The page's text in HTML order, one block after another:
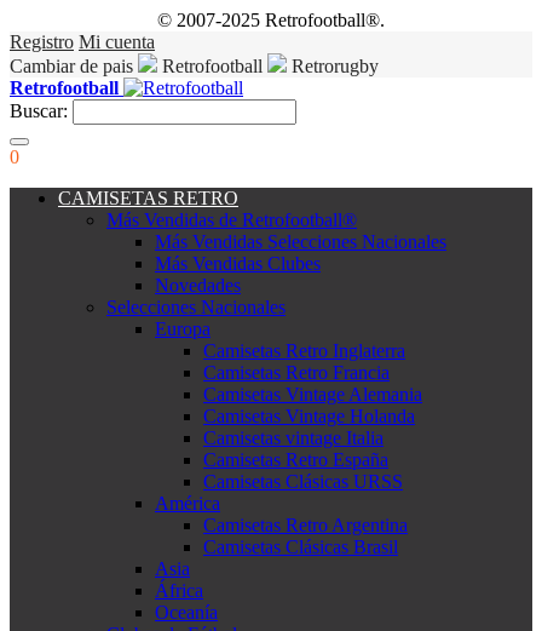
© 2007-2025 Retrofootball®.
Registro Mi cuenta
Cambiar de pais
Retrofootball
Retrorugby
Retrofootball
Buscar:
0
CAMISETAS RETRO
Más Vendidas de Retrofootball®
Más Vendidas Selecciones Nacionales
Más Vendidas Clubes
Novedades
Selecciones Nacionales
Europa
Camisetas Retro Inglaterra
Camisetas Retro Francia
Camisetas Vintage Alemania
Camisetas Vintage Holanda
Camisetas vintage Italia
Camisetas Retro España
Camisetas Clásicas URSS
América
Camisetas Retro Argentina
Camisetas Clásicas Brasil
Asia
África
Oceanía